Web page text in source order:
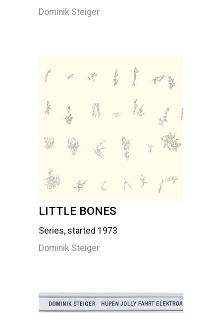
Dominik Steiger
LITTLE BONES
Series, started 1973
Dominik Steiger